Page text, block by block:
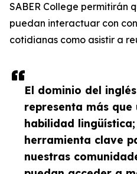
El dominio del inglés
representa más que
habilidad lingüística;
herramienta clave
nuestras
SABER College permitirán
puedan interactuar con
cotidianas como asistir a